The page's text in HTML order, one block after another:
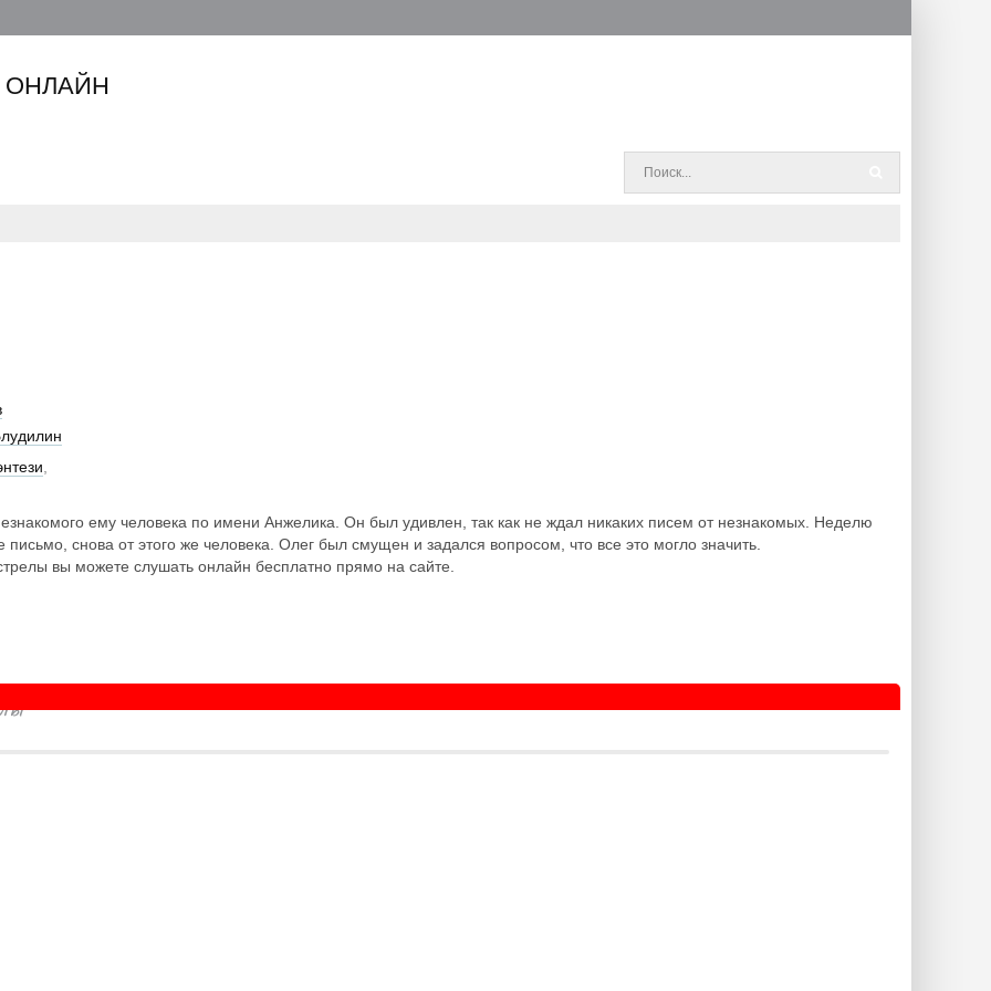
ОНЛАЙН
ему человека по имени Анжелика. Он был удивлен, так как не ждал никаких писем от незнакомых. Неделю
снова от этого же человека. Олег был смущен и задался вопросом, что все это могло значить.
вы можете слушать онлайн бесплатно прямо на сайте.